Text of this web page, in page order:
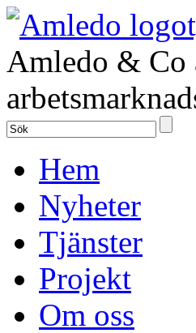
Amledo & Co
Hem
Nyheter
Tjänster
Projekt
Om oss